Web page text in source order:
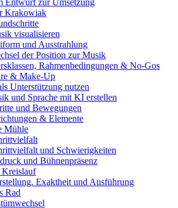
Entwurf zur Umsetzung
Krakowiak
visualisieren
und Ausstrahlung
der Position zur Musik
Rahmenbedingungen & No-Gos
& Make-Up
Unterstützung nutzen
und Sprache mit KI erstellen
und Bewegungen
& Elemente
Mühle
und Schwierigkeiten
und Bühnenpräsenz
Exaktheit und Ausführung
Rad